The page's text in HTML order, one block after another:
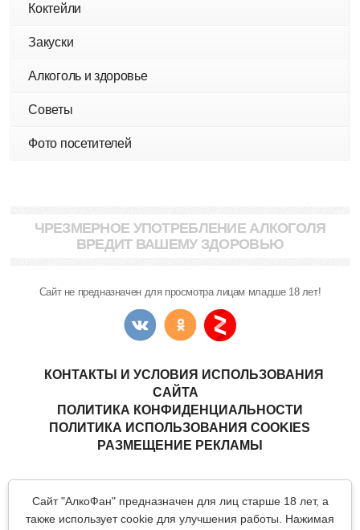
Сайт "АлкоФан" предназначен для лиц старше 18 лет, а
также использует cookie для улучшения работы. Нажимая
Коктейли
Закуски
Алкоголь и здоровье
Советы
Фото посетителей
ЧРЕЗМЕРНОЕ УПОТРЕБЛЕНИЕ АЛКОГОЛЯ
ВРЕДИТ ВАШЕМУ ЗДОРОВЬЮ
Сайт не предназначен для просмотра лицам младше 18 лет!
КОНТАКТЫ И УСЛОВИЯ ИСПОЛЬЗОВАНИЯ
САЙТА
ПОЛИТИКА КОНФИДЕНЦИАЛЬНОСТИ
ПОЛИТИКА ИСПОЛЬЗОВАНИЯ COOKIES
РАЗМЕЩЕНИЕ РЕКЛАМЫ
напитков.
Все материалы данного сайта являются объектами авторского
права (в том числе дизайн). Запрещается копирование,